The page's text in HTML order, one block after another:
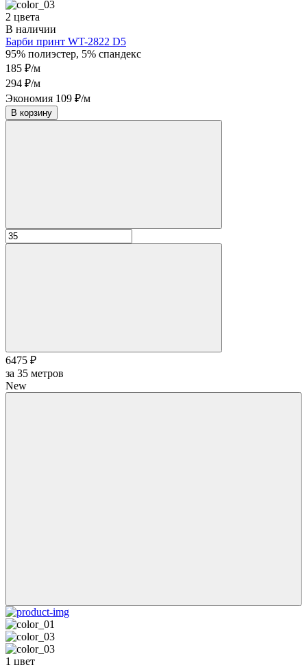
2 цвета
В наличии
Барби принт WT-2822 D5
95% полиэстер, 5% спандекс
185 ₽/м
294 ₽/м
Экономия 109 ₽/м
В корзину
6475 ₽
за 35 метров
New
1 цвет